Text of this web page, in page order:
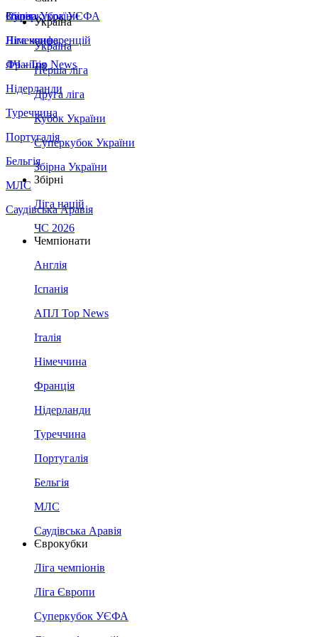
Збірна України
Італія
Німеччина
Франція
Нідерланди
Туреччина
Португалія
Бельгія
МЛС
Саудівська Аравія
Суперкубок УЄФА
Ліга конференцій
ЛЧ - Top News
Україна
Україна
Перша ліга
Друга ліга
Кубок України
Суперкубок України
Збірна України
Збірні
Ліга націй
ЧС 2026
Чемпіонати
Англія
Іспанія
АПЛ Top News
Італія
Німеччина
Франція
Нідерланди
Туреччина
Португалія
Бельгія
МЛС
Саудівська Аравія
Єврокубки
Ліга чемпіонів
Ліга Європи
Суперкубок УЄФА